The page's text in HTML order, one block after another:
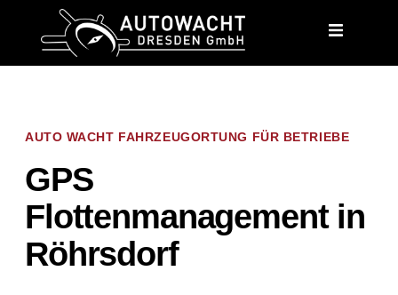
AUTO WACHT FAHRZEUGORTUNG FÜR BETRIEBE
GPS
Flottenmanagement in
Röhrsdorf